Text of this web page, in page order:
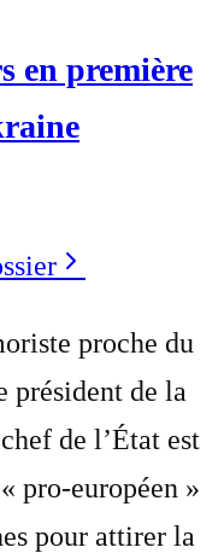
en première
proche du
président de la
de l’État est
pro-européen »
pour attirer la